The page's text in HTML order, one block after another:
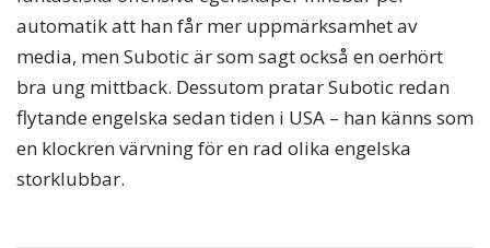
automatik att han får mer uppmärksamhet av
media, men Subotic är som sagt också en oerhört
bra ung mittback. Dessutom pratar Subotic redan
flytande engelska sedan tiden i USA – han känns som
en klockren värvning för en rad olika engelska
storklubbar.